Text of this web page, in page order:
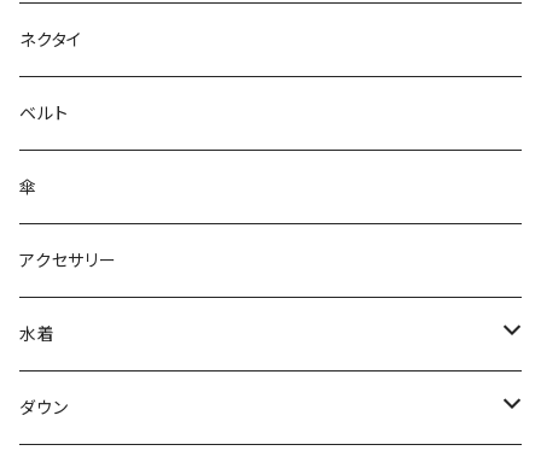
ネクタイ
ベルト
傘
アクセサリー
水着
～44/S
ダウン